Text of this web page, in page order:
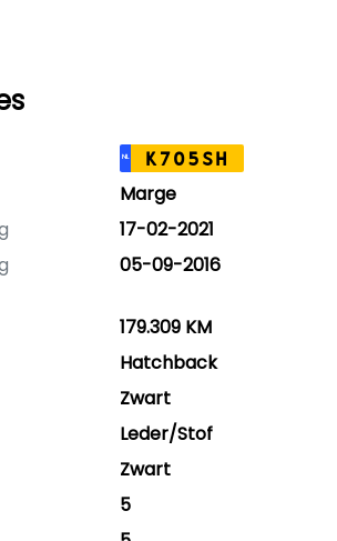
NL K705SH
Marge
17-02-2021
05-09-2016
179.309 KM
Hatchback
Zwart
Leder/Stof
Zwart
5